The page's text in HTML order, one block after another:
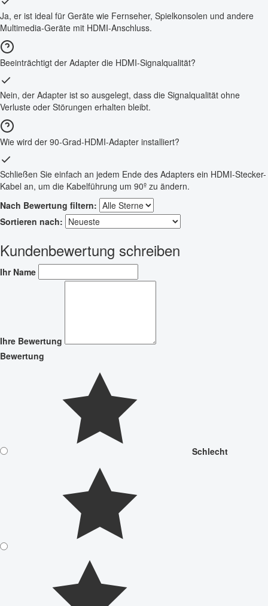
Ja, er ist ideal für Geräte wie Fernseher, Spielkonsolen und andere
Multimedia-Geräte mit HDMI-Anschluss.
Beeinträchtigt der Adapter die HDMI-Signalqualität?
Nein, der Adapter ist so ausgelegt, dass die Signalqualität ohne
Verluste oder Störungen erhalten bleibt.
Wie wird der 90-Grad-HDMI-Adapter installiert?
Schließen Sie einfach an jedem Ende des Adapters ein HDMI-Stecker-
Kabel an, um die Kabelführung um 90º zu ändern.
Nach Bewertung filtern:
Sortieren nach:
Kundenbewertung schreiben
Ihr Name
Ihre Bewertung
Bewertung
Schlecht